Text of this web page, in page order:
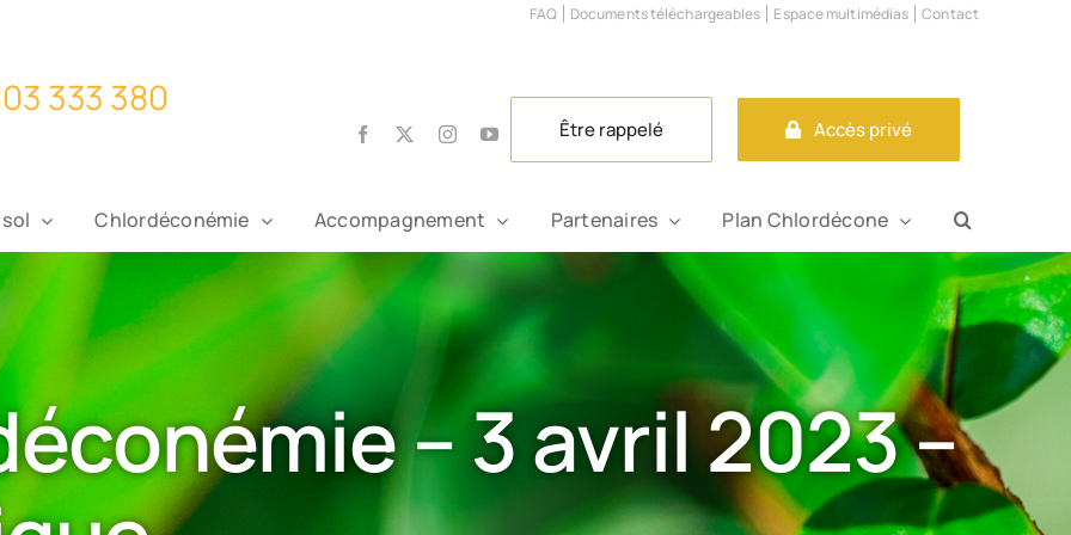
FAQ Documents téléchargeables Espace multimédias Contact
Facebook InstagramYouTubeÊtre rappelé Accès privé
Chlordéconémie Accompagnement Partenaires Plan Chlordécone
– 3 avril 2023 –